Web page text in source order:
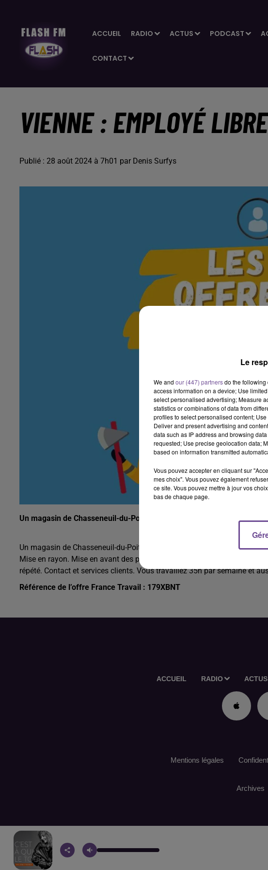
ACCUEIL RADIO ACTUS PODCAST
CONTACT
VIENNE : EMPLOYÉ
Publié : 28 août 2024 à 7h01 par Denis Surfys
Un magasin de Chasseneuil-du-Poitou recherche un employé libre-
Un magasin de Chasseneuil-du-Poitou recherche un employé libre-
Mise en rayon. Mise en avant des produits dans les rayons. Suivi des
répété. Contact et services clients. Vous travaillez 35h par semaine et
Référence de l’offre France Travail : 179XBNT
ACCUEIL RADIO ACTUS
Mentions légales
Archives
Le
We and our (447) partnersdo the following
access information on a device; Use
select personalised advertising; Measure
statistics or combinations of data from
profiles to select personalised content;
Deliver and present advertising and
data such as IP address and browsing
requested; Use precise geolocation data;
based on information transmitted
Vous pouvez accepter en cliquant sur
mes choix". Vous pouvez également
ce site. Vous pouvez mettre à jour vos
bas de chaque page.